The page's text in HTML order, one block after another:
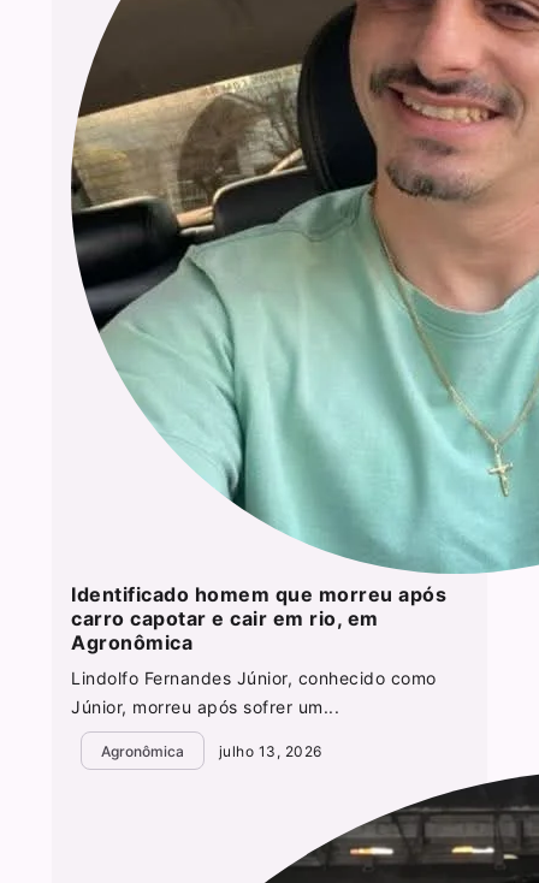
Identificado homem que morreu após
carro capotar e cair em rio, em
Agronômica
Lindolfo Fernandes Júnior, conhecido como
Júnior, morreu após sofrer um...
Agronômica julho 13, 2026